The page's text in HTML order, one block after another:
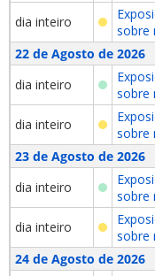
dia inteiro
sobre
22 de Agosto de 2026
dia inteiro
sobre
dia inteiro
sobre
23 de Agosto de 2026
dia inteiro
sobre
dia inteiro
sobre
24 de Agosto de 2026